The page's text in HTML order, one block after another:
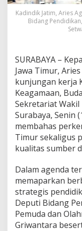
Kadindik Jatim, Aries
Bidang
SURABAYA –
Jawa Timur,
kunjungan kerja
Keagamaan,
Sekretariat Wakil
Surabaya, Senin
membahas
Timur sekaligus
kualitas sumber
Dalam agenda
memaparkan
strategis
Deputi Bidang
Pemuda dan
Griwantara